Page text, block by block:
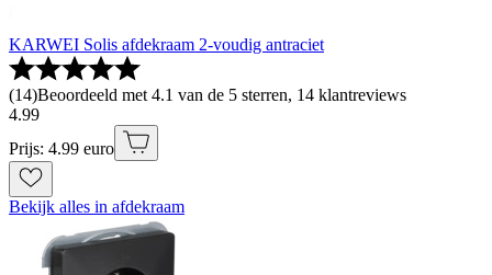
KARWEI Solis afdekraam 2-voudig antraciet
(14)Beoordeeld met 4.1 van de 5 sterren, 14 klantreviews
4.99
Prijs: 4.99 euro
Bekijk alles in afdekraam